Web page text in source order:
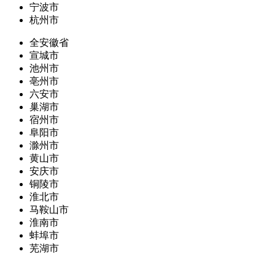
宁波市
杭州市
全安徽省
宣城市
池州市
亳州市
六安市
巢湖市
宿州市
阜阳市
滁州市
黄山市
安庆市
铜陵市
淮北市
马鞍山市
淮南市
蚌埠市
芜湖市